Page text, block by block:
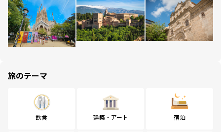
旅のテーマ
飲食 建築・アート 宿泊